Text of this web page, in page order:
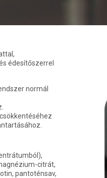
édesítőszerrel
normál
citrát,
pantoténsav,